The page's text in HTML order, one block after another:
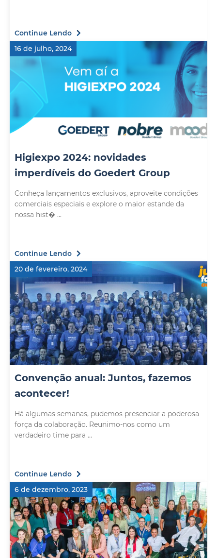
Continue Lendo
16 de julho, 2024
Higiexpo 2024: novidades
imperdíveis do Goedert Group
Conheça lançamentos exclusivos, aproveite condições
comerciais especiais e explore o maior estande da
nossa hist� ...
Continue Lendo
20 de fevereiro, 2024
Convenção anual: Juntos, fazemos
acontecer!
Há algumas semanas, pudemos presenciar a poderosa
força da colaboração. Reunimo-nos como um
verdadeiro time para ...
Continue Lendo
6 de dezembro, 2023